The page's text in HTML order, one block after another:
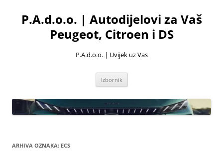
sadržaja
P.A.d.o.o. | Autodijelovi za Vaš
Peugeot, Citroen i DS
P.A.d.o.o. | Uvijek uz Vas
Izbornik
ARHIVA OZNAKA: ECS